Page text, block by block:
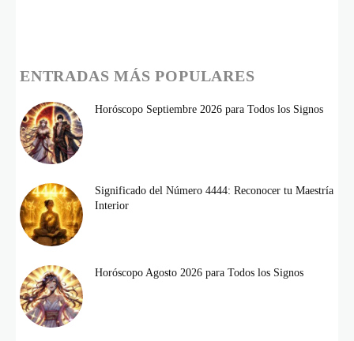
ENTRADAS MÁS POPULARES
Horóscopo Septiembre 2026 para Todos los Signos
Significado del Número 4444: Reconocer tu Maestría
Interior
Horóscopo Agosto 2026 para Todos los Signos